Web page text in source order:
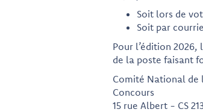
Soit lors de
Soit par
Pour l’édition
de la poste faisant
Comité National de
Concours
15 rue Albert - CS